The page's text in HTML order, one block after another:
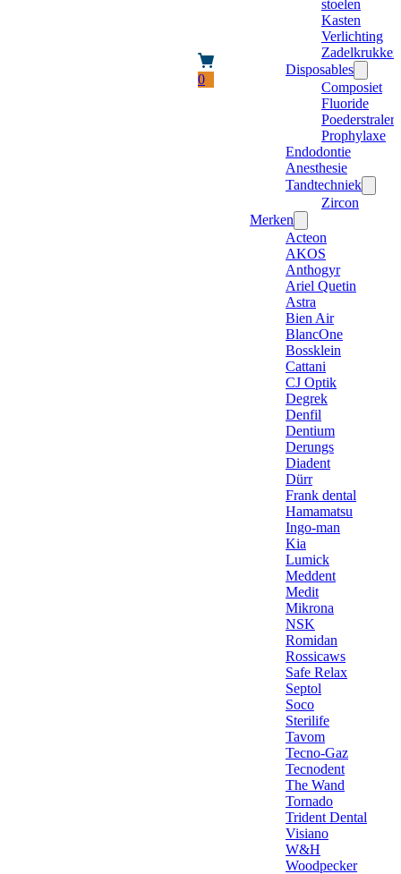
0
stoelen
Kasten
Verlichting
Zadelkrukken
Disposables
Composiet
Fluoride
Poederstraler
Prophylaxe
Endodontie
Anesthesie
Tandtechniek
Zircon
Merken
Acteon
AKOS
Anthogyr
Ariel Quetin
Astra
Bien Air
BlancOne
Bossklein
Cattani
CJ Optik
Degrek
Denfil
Dentium
Derungs
Diadent
Dürr
Frank dental
Hamamatsu
Ingo-man
Kia
Lumick
Meddent
Medit
Mikrona
NSK
Romidan
Rossicaws
Safe Relax
Septol
Soco
Sterilife
Tavom
Tecno-Gaz
Tecnodent
The Wand
Tornado
Trident Dental
Visiano
W&H
Woodpecker